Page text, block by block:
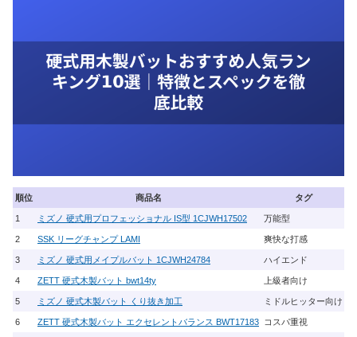
順位 商品名 タグ
1 ミズノ 硬式用プロフェッショナル IS型 1CJWH17502 万能型
2 SSK リーグチャンプ LAMI 爽快な打感
3 ミズノ 硬式用メイプルバット 1CJWH24784 ハイエンド
4 ZETT 硬式木製バット bwt14ty 上級者向け
5 ミズノ 硬式木製バット くり抜き加工 ミドルヒッター向け
6 ZETT 硬式木製バット エクセレントバランス BWT17183 コスパ重視